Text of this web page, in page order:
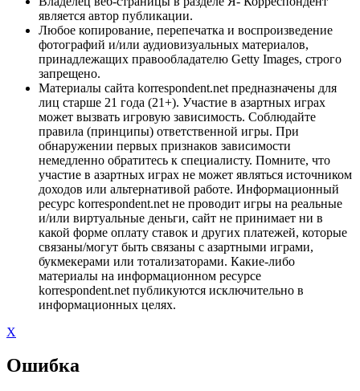
является автор публикации.
Любое копирование, перепечатка и воспроизведение
фотографий и/или аудиовизуальных материалов,
принадлежащих правообладателю Getty Images, строго
запрещено.
Материалы сайта korrespondent.net предназначены для
лиц старше 21 года (21+). Участие в азартных играх
может вызвать игровую зависимость. Соблюдайте
правила (принципы) ответственной игры. При
обнаружении первых признаков зависимости
немедленно обратитесь к специалисту. Помните, что
участие в азартных играх не может являться источником
доходов или альтернативой работе. Информационный
ресурс korrespondent.net не проводит игры на реальные
и/или виртуальные деньги, сайт не принимает ни в
какой форме оплату ставок и других платежей, которые
связаны/могут быть связаны с азартными играми,
букмекерами или тотализаторами. Какие-либо
материалы на информационном ресурсе
korrespondent.net публикуются исключительно в
информационных целях.
X
Ошибка